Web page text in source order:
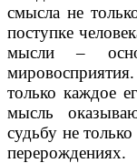
смысла не
поступке
мысли –
только каждое
мысль
судьбу не
перерождениях.